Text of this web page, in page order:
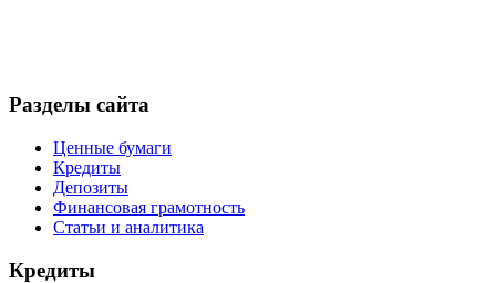
Разделы сайта
Ценные бумаги
Кредиты
Депозиты
Финансовая грамотность
Статьи и аналитика
Кредиты